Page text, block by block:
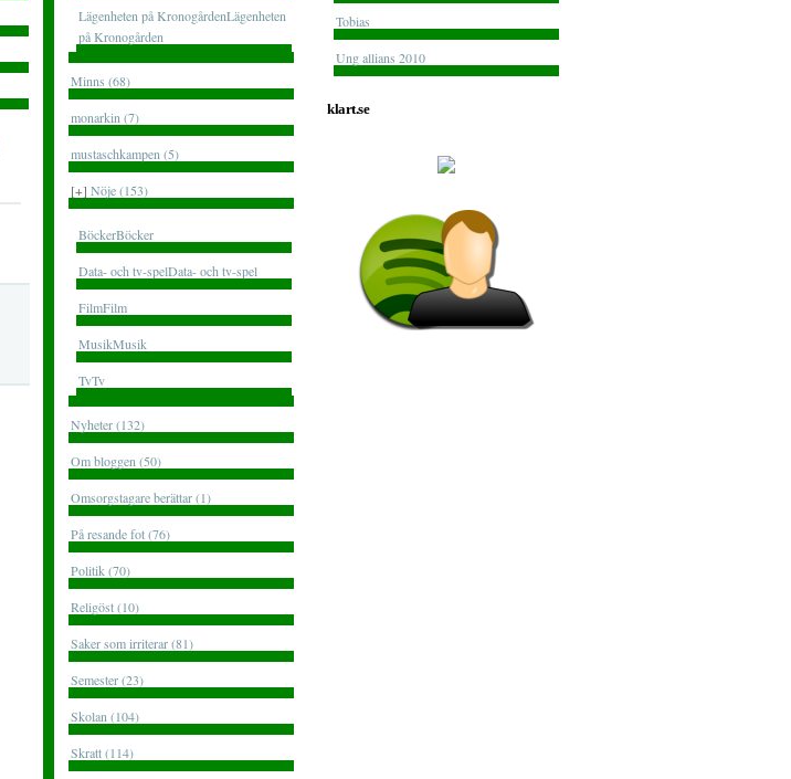
Lägenheten på KronogårdenLägenheten
på Kronogården
Minns (68)
monarkin (7)
mustaschkampen (5)
[+] Nöje (153)
BöckerBöcker
Data- och tv-spelData- och tv-spel
FilmFilm
MusikMusik
TvTv
Nyheter (132)
Om bloggen (50)
Omsorgstagare berättar (1)
På resande fot (76)
Politik (70)
Religöst (10)
Saker som irriterar (81)
Semester (23)
Skolan (104)
Skratt (114)
Tobias
Ung allians 2010
klart.se